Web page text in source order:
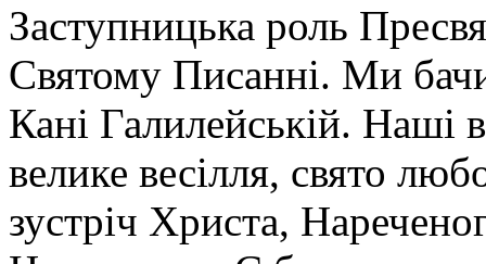
Заступницька роль
Святому Писанні. Ми
Кані Галилейській. Наші
велике весілля, свято
зустріч Христа,